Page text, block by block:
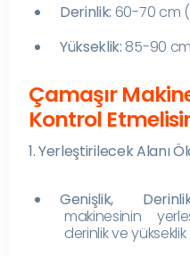
Derinlik: 60-70 cm
Yükseklik: 85-90
Çamaşır
Kontrol
1. Yerleştirilecek Alanı
Genişlik,
makinesinin
derinlik ve